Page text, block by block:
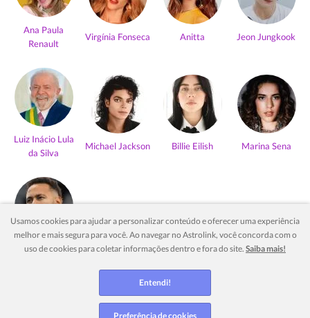
Ana Paula
Renault
Virgínia Fonseca Anitta Jeon Jungkook
Luiz Inácio Lula
da Silva
Michael Jackson Billie Eilish Marina Sena
Neymar Jr
Ver mais
Usamos cookies para ajudar a personalizar conteúdo e oferecer uma experiência
melhor e mais segura para você. Ao navegar no Astrolink, você concorda com o
uso de cookies para coletar informações dentro e fora do site. Saiba mais!
Entendi!
Preferência de cookies